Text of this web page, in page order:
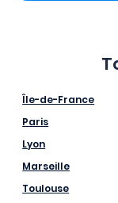
Île-de-France
Paris
Lyon
Marseille
Toulouse